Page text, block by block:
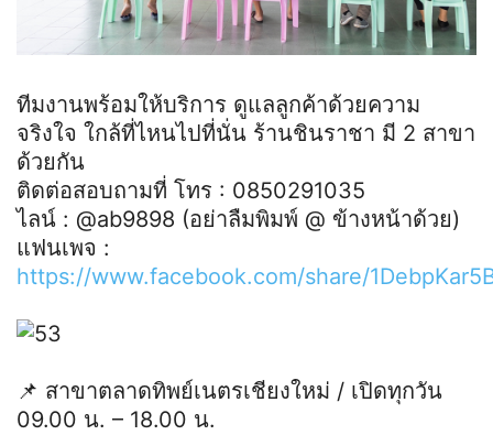
ทีมงานพร้อมให้บริการ ดูแลลูกค้าด้วยความ
จริงใจ ใกล้ที่ไหนไปที่นั่น ร้านชินราชา มี 2 สาขา
ด้วยกัน
ติดต่อสอบถามที่ โทร : 0850291035
ไลน์ : @‌ab9898 (อย่าลืมพิมพ์ @ ข้างหน้าด้วย)
แฟนเพจ :
https://www.facebook.com/share/
📌 สาขาตลาดทิพย์เนตรเชียงใหม่ / เปิดทุกวัน
09.00 น. – 18.00 น.